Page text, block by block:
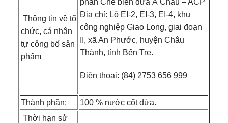
Thông tin về tổ
chức, cá nhân
tự công bố sản
phẩm
Địa chỉ: Lô EI-2, EI-3, EI-4, khu
công nghiệp Giao Long, giai đoạn
II, xã An Phước, huyện Châu
Thành, tỉnh Bến Tre.
Điện thoại: (84) 2753 656 999
Thành phần:
100 % nước cốt dừa.
Thời hạn sử